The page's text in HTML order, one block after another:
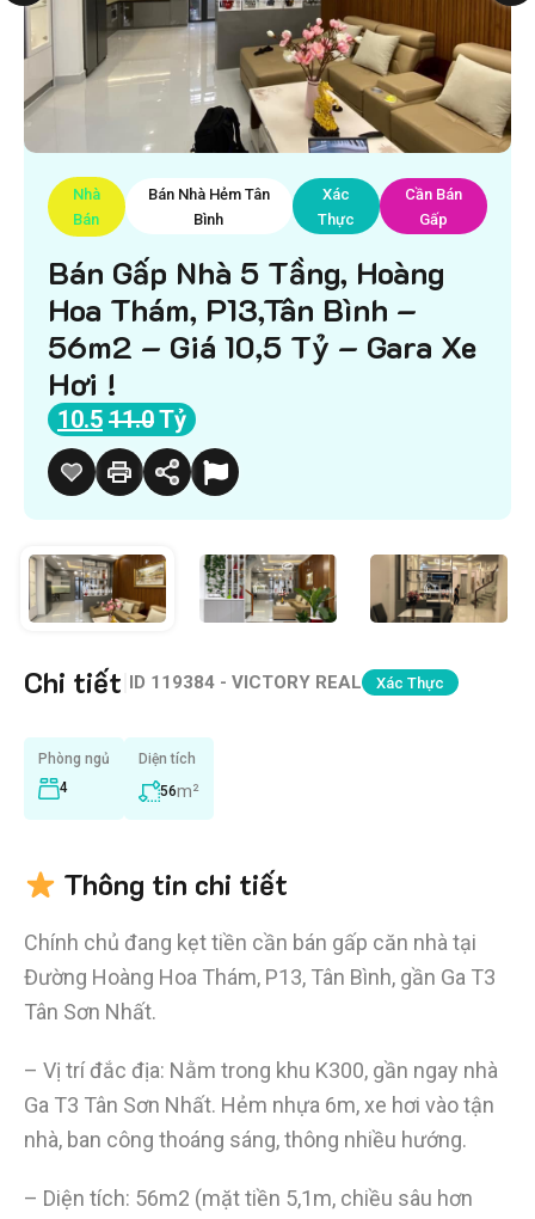
Nhà
Bán
Bán Nhà Hẻm Tân
Bình
Xác
Thực
Cần Bán
Gấp
Bán Gấp Nhà 5 Tầng, Hoàng
Hoa Thám, P13,Tân Bình –
56m2 – Giá 10,5 Tỷ – Gara Xe
Hơi !
10.5 11.0Tỷ
Chi tiết ID 119384 - VICTORY REAL Xác Thực
Phòng ngủ
4
Diện tích
56m²
Thông tin chi tiết
Chính chủ đang kẹt tiền cần bán gấp căn nhà tại
Đường Hoàng Hoa Thám, P13, Tân Bình, gần Ga T3
Tân Sơn Nhất.
– Vị trí đắc địa: Nằm trong khu K300, gần ngay nhà
Ga T3 Tân Sơn Nhất. Hẻm nhựa 6m, xe hơi vào tận
nhà, ban công thoáng sáng, thông nhiều hướng.
– Diện tích: 56m2 (mặt tiền 5,1m, chiều sâu hơn